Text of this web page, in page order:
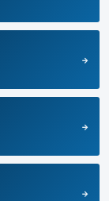
arrow_forward
arrow_forward
arrow_forward